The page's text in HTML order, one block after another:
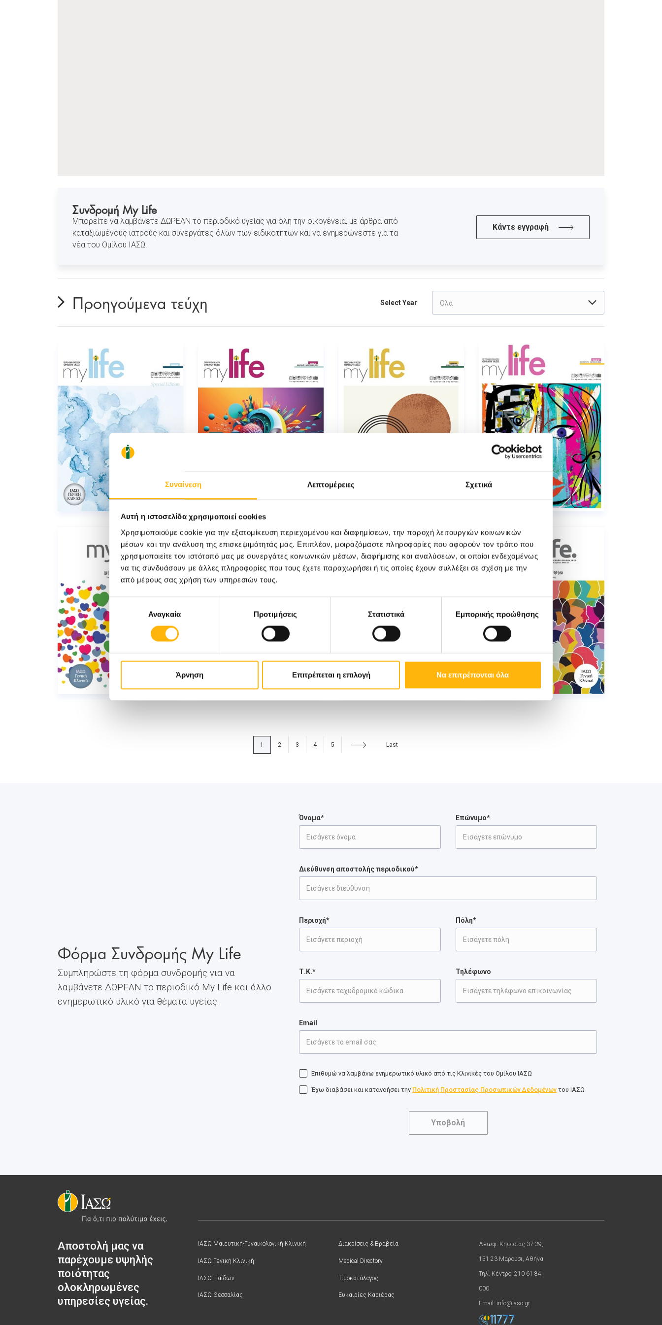
Συναίνεση Λεπτομέρειες Σχετικά
Αυτή η ιστοσελίδα χρησιμοποιεί cookies
Χρησιμοποιούμε cookie για την εξατομίκευση περιεχομένου και διαφημίσεων, την παροχή λειτουργιών κοινωνικών
μέσων και την ανάλυση της επισκεψιμότητάς μας. Επιπλέον, μοιραζόμαστε πληροφορίες που αφορούν τον τρόπο που
χρησιμοποιείτε τον ιστότοπό μας με συνεργάτες κοινωνικών μέσων, διαφήμισης και αναλύσεων, οι οποίοι ενδεχομένως
να τις συνδυάσουν με άλλες πληροφορίες που τους έχετε παραχωρήσει ή τις οποίες έχουν συλλέξει σε σχέση με την
από μέρους σας χρήση των υπηρεσιών τους.
συγκατάθεσηςΑναγκαία Προτιμήσεις Στατιστικά Εμπορικής προώθησης
Άρνηση Επιτρέπεται η επιλογή Να επιτρέπονται όλα
Συνδρομή My Life
Μπορείτε να λαμβάνετε ΔΩΡΕΑΝ το περιοδικό υγείας για όλη την οικογένεια, με άρθρα από
καταξιωμένους ιατρούς και συνεργάτες όλων των ειδικοτήτων και να ενημερώνεστε για τα
νέα του Ομίλου ΙΑΣΩ.
Κάντε εγγραφή
Προηγούμενα τεύχη Select Year Όλα
1 2 3 4 5 Last
Φόρμα Συνδρομής My Life
Συμπληρώστε τη φόρμα συνδρομής για να
λαμβάνετε ΔΩΡΕΑΝ το περιοδικό My Life και άλλο
ενημερωτικό υλικό για θέματα υγείας..
Όνομα* Επώνυμο*
Διεύθυνση αποστολής περιοδικού*
Περιοχή* Πόλη*
Τ.Κ.* Τηλέφωνο
Email
Επιθυμώ να λαμβάνω ενημερωτικό υλικό από τις Κλινικές του Ομίλου ΙΑΣΩ
Έχω διαβάσει και κατανοήσει την Πολιτική Προστασίας Προσωπικών Δεδομένων του ΙΑΣΩ
Υποβολή
Αποστολή μας να
παρέχουμε υψηλής
ποιότητας
ολοκληρωμένες
υπηρεσίες υγείας.
ΙΑΣΩ Μαιευτική-Γυναικολογική Κλινική
ΙΑΣΩ Γενική Κλινική
ΙΑΣΩ Παίδων
ΙΑΣΩ Θεσσαλίας
Διακρίσεις & Βραβεία
Medical Directory
Τιμοκατάλογος
Ευκαιρίες Καριέρας
Λεωφ. Κηφισίας 37-39,
151 23 Μαρούσι, Αθήνα
Τηλ. Κέντρο: 210 61 84
000
Email: info@iaso.gr